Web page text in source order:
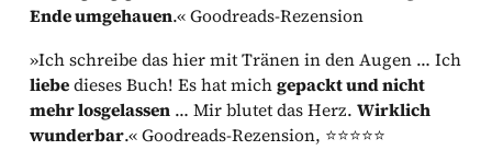
Ende umgehauen.« Goodreads-Rezension
»Ich schreibe das hier mit Tränen in den Augen … Ich
liebedieses Buch! Es hat michgepackt und nicht
mehr losgelassen … Mir blutet das Herz.Wirklich
wunderbar.« Goodreads-Rezension, ⭐⭐⭐⭐⭐